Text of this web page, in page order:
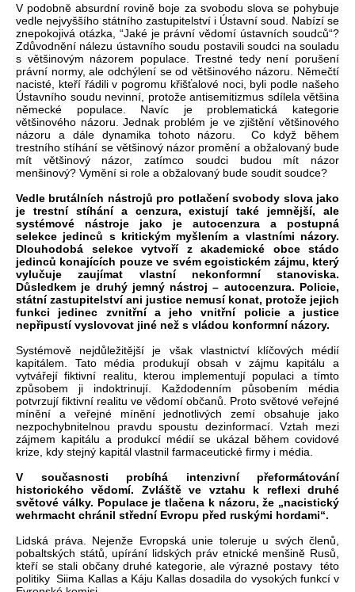
V podobně absurdní rovině boje za svobodu slova se pohybuje
vedle nejvyššího státního zastupitelství i Ústavní soud. Nabízí se
znepokojivá otázka, “Jaké je právní vědomí ústavních soudců“?
Zdůvodnění nálezu ústavního soudu postavili soudci na souladu
s většinovým názorem populace. Trestné tedy není porušení
právní normy, ale odchýlení se od většinového názoru. Němečtí
nacisté, kteří řádili v pogromu křišťalové noci, byli podle našeho
Ústavního soudu nevinní, protože antisemitizmus sdílela většina
německé populace. Navíc je problematická kategorie
většinového názoru. Jednak problém je ve zjištění většinového
názoru a dále dynamika tohoto názoru. Co když během
trestního stíhání se většinový názor promění a obžalovaný bude
mít většinový názor, zatímco soudci budou mít názor
menšinový? Vymění si role a obžalovaný bude soudit soudce?
Vedle brutálních nástrojů pro potlačení svobody slova jako
je trestní stíhání a cenzura, existují také jemnější, ale
systémové nástroje jako je autocenzura a postupná
selekce jedinců s kritickým myšlením a vlastními názory.
Dlouhodobá selekce vytvoří z akademické obce stádo
jedinců konajících pouze ve svém egoistickém zájmu, který
vylučuje zaujímat vlastní nekonformní stanoviska.
Důsledkem je druhý jemný nástroj – autocenzura. Policie,
státní zastupitelství ani justice nemusí konat, protože jejich
funkci jedinec zvnitřní a jeho vnitřní policie a justice
nepřipustí vyslovovat jiné než s vládou konformní názory.
Systémově nejdůležitější je však vlastnictví klíčových médií
kapitálem. Tato média produkují obsah v zájmu kapitálu a
vytvářejí fiktivní realitu, kterou implementují populaci a tímto
způsobem ji indoktrinují. Každodenním působením média
potvrzují fiktivní realitu ve vědomí občanů. Proto světové veřejné
mínění a veřejné mínění jednotlivých zemí obsahuje jako
nezpochybnitelnou pravdu spoustu dezinformací. Vztah mezi
zájmem kapitálu a produkcí médií se ukázal během covidové
krize, kdy stejný kapitál vlastnil farmaceutické firmy i média.
V současnosti probíhá intenzivní přeformátování
historického vědomí. Zvláště ve vztahu k reflexi druhé
světové války. Populace je tlačena k názoru, že „nacistický
wehrmacht chránil střední Evropu před ruskými hordami“.
Lidská práva. Nejenže Evropská unie toleruje u svých členů,
pobaltských států, upírání lidských práv etnické menšině Rusů,
kteří se stali občany druhé kategorie, ale výrazné postavy této
politiky Siima Kallas a Káju Kallas dosadila do vysokých funkcí v